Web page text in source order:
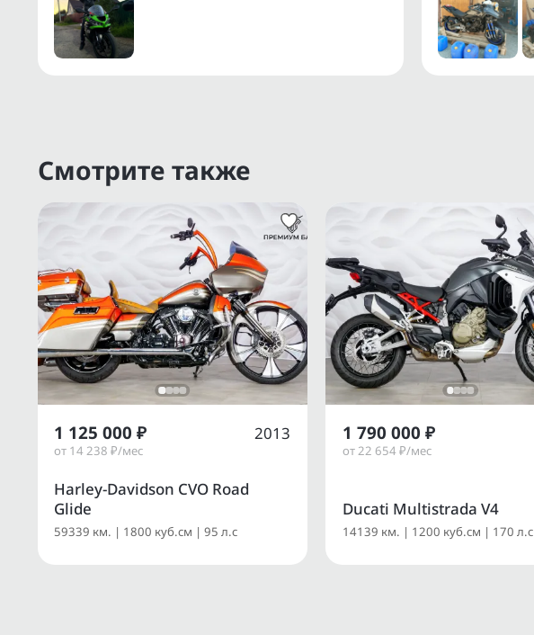
Прямые поставки с аукционов ВDS, JВА, АRАI, АUСNЕТ.
Смотрите также
Harley-Davidson CVO Road
Glide
59339 км. | 1800 куб.см | 95 л.с
1 125 000 ₽
от 14 238 ₽/мес
2013
Ducati Multistrada V4
14139 км. | 1200 куб.см | 170 л.с
1 790 000 ₽
от 22 654 ₽/мес